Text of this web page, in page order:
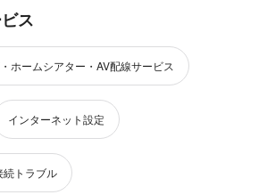
ス
ホームシアター・AV配線サービス
インターネット設定
続トラブル